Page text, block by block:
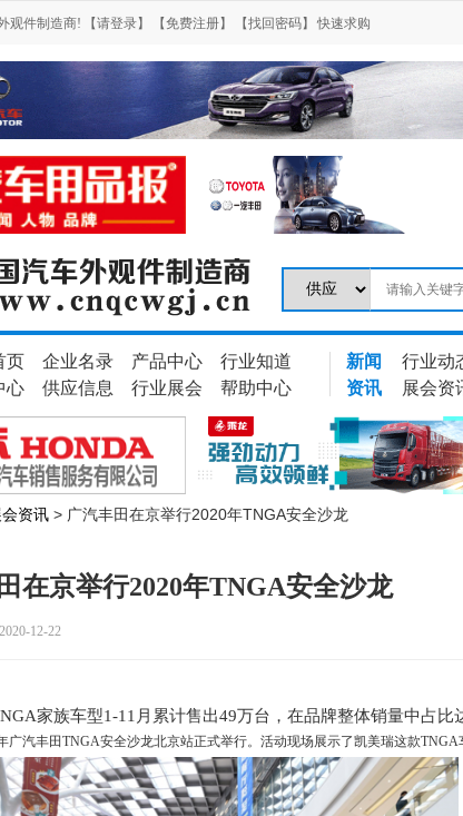
观件制造商! 【请登录】 【免费注册】 【找回密码】 快速求购
页 企业名录 产品中心
行业知道
心
供应信息 行业展会 帮助中心
新闻
资讯
行业动
展会资
会资讯 > 广汽丰田在京举行2020年TNGA安全沙龙
在京举行2020年TNGA安全沙龙
12-22
家族车型1-11月累计售出49万台，在品牌整体销量中占比
广汽丰田TNGA安全沙龙北京站正式举行。活动现场展示了凯美瑞这款TNGA